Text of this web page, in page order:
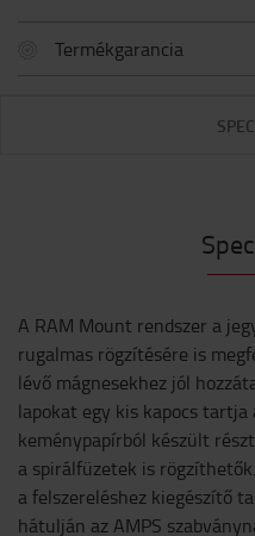
Termékgarancia
A RAM Mount rendszer a
rugalmas rögzítésére is
lévő mágnesekhez jól
lapokat egy kis kapocs tartja
keménypapírból készült
a spirálfüzetek is
a felszereléshez kiegészítő
hátulján az AMPS